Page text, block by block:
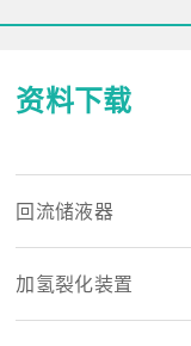
资料下载
回流储液器
加氢裂化装置